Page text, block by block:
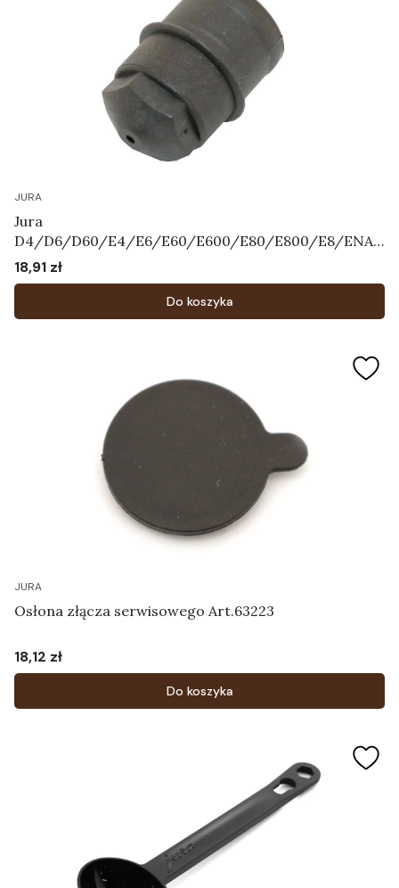
JURA
Jura
D4/D6/D60/E4/E6/E60/E600/E80/E800/E8/ENA3
/ENA5/ENA7/ENA9/ENA
X1/F7/F8/F85/J5/J7/J9.4/XJ5/XJ6/XJ9/WE50/WE6/
WE8 - Dysza Art.66590
Cena
18,91 zł
Do koszyka
JURA
Osłona złącza serwisowego Art.63223
Cena
18,12 zł
Do koszyka